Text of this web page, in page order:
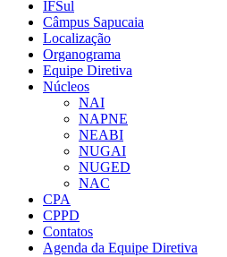
IFSul
Câmpus Sapucaia
Localização
Organograma
Equipe Diretiva
Núcleos
NAI
NAPNE
NEABI
NUGAI
NUGED
NAC
CPA
CPPD
Contatos
Agenda da Equipe Diretiva